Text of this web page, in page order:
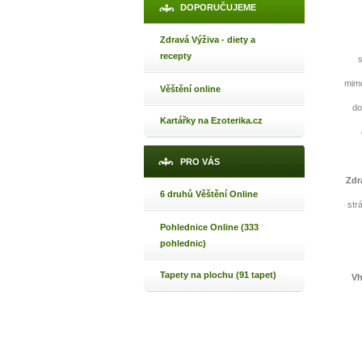
DOPORUČUJEME
Zdravá Výživa - diety a
recepty
Věštění online
Kartářky na Ezoterika.cz
PRO VÁS
6 druhů Věštění Online
Pohlednice Online (333
pohlednic)
Tapety na plochu (91 tapet)